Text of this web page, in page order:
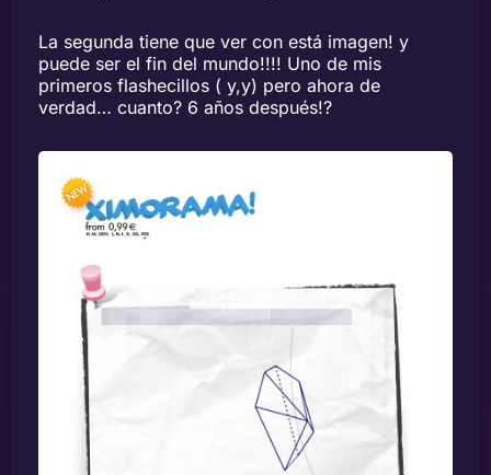
La segunda tiene que ver con está imagen! y
puede ser el fin del mundo!!!! Uno de mis
primeros flashecillos ( y,y) pero ahora de
verdad… cuanto? 6 años después!?